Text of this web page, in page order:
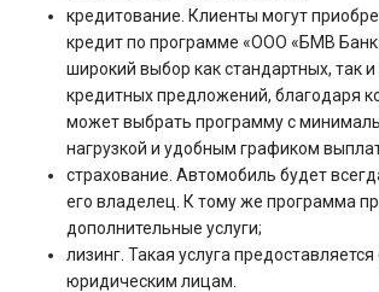
кредитование. Клиенты могут
кредит по программе «ООО «БМВ
широкий выбор как стандартных, так
кредитных предложений, благодаря
может выбрать программу с
нагрузкой и удобным графиком
страхование. Автомобиль будет
его владелец. К тому же программа
дополнительные услуги;
лизинг. Такая услуга
юридическим лицам.